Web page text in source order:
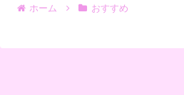
ホーム おすすめ